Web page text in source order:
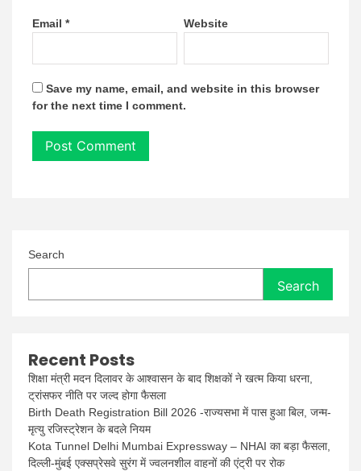
Email * Website
Save my name, email, and website in this browser
for the next time I comment.
Search
Search
Recent Posts
शिक्षा मंत्री मदन दिलावर के आश्वासन के बाद शिक्षकों ने खत्म किया धरना,
ट्रांसफर नीति पर जल्द होगा फैसला
Birth Death Registration Bill 2026 -राज्यसभा में पास हुआ बिल, जन्म-
मृत्यु रजिस्ट्रेशन के बदले नियम
Kota Tunnel Delhi Mumbai Expressway – NHAI का बड़ा फैसला,
दिल्ली-मुंबई एक्सप्रेसवे सुरंग में ज्वलनशील वाहनों की एंट्री पर रोक